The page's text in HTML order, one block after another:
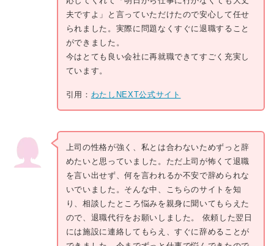
夫ですよ」と言っていただけたので安心して任せ
られました。実際に問題なくすぐに退職すること
ができました。
今はとても良い会社に再就職できてすごく充実し
ています。
引用： わたしNEXT公式サイト
上司の性格が強く、私とは合わないためずっと辞
めたいと思っていました。ただ上司が怖くて退職
を言い出せず、何を言われるか不安で辞められな
いでいました。そんな中、こちらのサイトを知
り、相談したところ悩みを親身に聞いてもらえた
ので、退職代行をお願いしました。 依頼した翌日
には施設に連絡してもらえ、すぐに辞めることが